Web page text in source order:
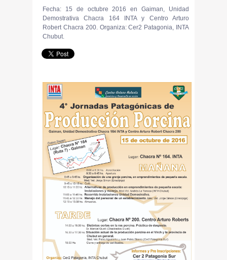
Fecha: 15 de octubre 2016 en Gaiman, Unidad
Demostrativa Chacra 164 INTA y Centro Arturo
Robert Chacra 200. Organiza: Cer2 Patagonia, INTA
Chubut.